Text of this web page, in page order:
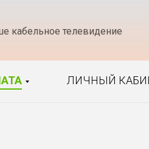
кабельное телевидение
ЛИЧНЫЙ